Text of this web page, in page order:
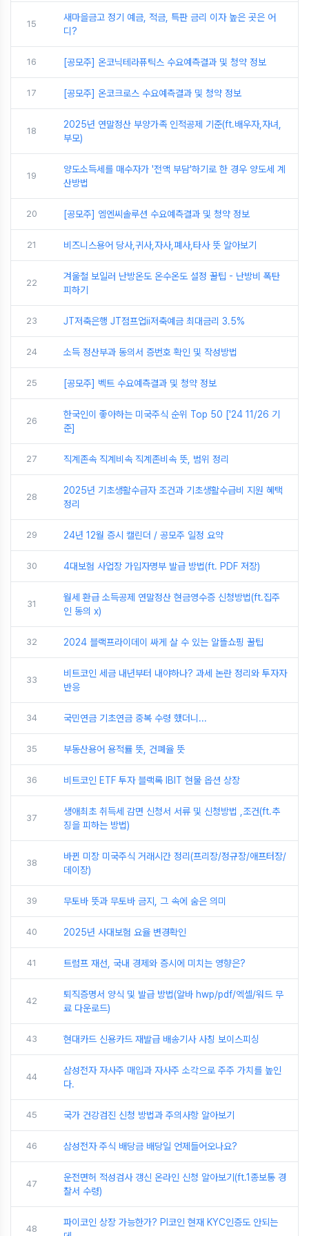
15
새마을금고 정기 예금, 적금, 특판 금리 이자 높은 곳은 어
디?
16 [공모주] 온코닉테라퓨틱스 수요예측결과 및 청약 정보
17 [공모주] 온코크로스 수요예측결과 및 청약 정보
18
2025년 연말정산 부양가족 인적공제 기준(ft.배우자,자녀,
부모)
19
양도소득세를 매수자가 '전액 부담'하기로 한 경우 양도세 계
산방법
20 [공모주] 엠엔씨솔루션 수요예측결과 및 청약 정보
21 비즈니스용어 당사,귀사,자사,폐사,타사 뜻 알아보기
22
겨울철 보일러 난방온도 온수온도 설정 꿀팁 - 난방비 폭탄
피하기
23 JT저축은행 JT점프업ii저축예금 최대금리 3.5%
24 소득 정산부과 동의서 증번호 확인 및 작성방법
25 [공모주] 벡트 수요예측결과 및 청약 정보
26
한국인이 좋아하는 미국주식 순위 Top 50 ['24 11/26 기
준]
27 직계존속 직계비속 직계존비속 뜻, 범위 정리
28
2025년 기초생활수급자 조건과 기초생활수급비 지원 혜택
정리
29 24년 12월 증시 캘린더 / 공모주 일정 요약
30 4대보험 사업장 가입자명부 발급 방법(ft. PDF 저장)
31
월세 환급 소득공제 연말정산 현금영수증 신청방법(ft.집주
인 동의 x)
32 2024 블랙프라이데이 싸게 살 수 있는 알뜰쇼핑 꿀팁
33
비트코인 세금 내년부터 내야하나? 과세 논란 정리와 투자자
반응
34 국민연금 기초연금 중복 수령 했더니...
35 부동산용어 용적률 뜻, 건폐율 뜻
36 비트코인 ETF 투자 블랙록 IBIT 현물 옵션 상장
37
생애최초 취득세 감면 신청서 서류 및 신청방법 ,조건(ft.추
징을 피하는 방법)
38
바뀐 미장 미국주식 거래시간 정리(프리장/정규장/애프터장/
데이장)
39 무토바 뜻과 무토바 금지, 그 속에 숨은 의미
40 2025년 사대보험 요율 변경확인
41 트럼프 재선, 국내 경제와 증시에 미치는 영향은?
42
퇴직증명서 양식 및 발급 방법(알바 hwp/pdf/엑셀/워드 무
료 다운로드)
43 현대카드 신용카드 재발급 배송기사 사칭 보이스피싱
44
삼성전자 자사주 매입과 자사주 소각으로 주주 가치를 높인
다.
45 국가 건강검진 신청 방법과 주의사항 알아보기
46 삼성전자 주식 배당금 배당일 언제들어오나요?
47
운전면허 적성검사 갱신 온라인 신청 알아보기(ft.1종보통 경
찰서 수령)
48
파이코인 상장 가능한가? PI코인 현재 KYC인증도 안되는